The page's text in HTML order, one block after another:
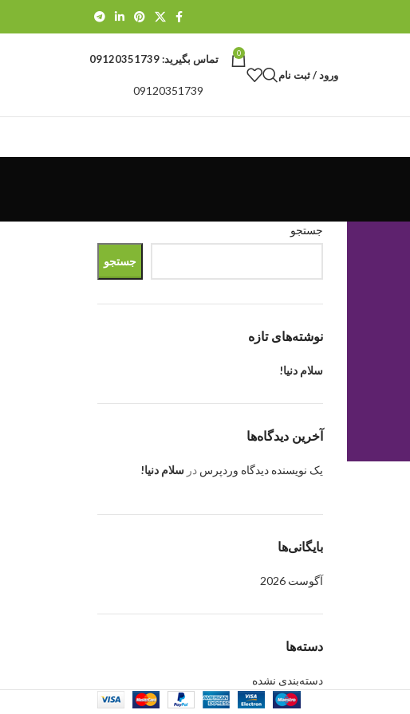
ورود / ثبت نام
0 تماس بگیرید:09120351739
09120351739
جستجو
جستجو
نوشته‌های تازه
سلام دنیا!
آخرین دیدگاه‌ها
یک نویسنده دیدگاه وردپرس در سلام دنیا!
بایگانی‌ها
آگوست 2026
دسته‌ها
دسته‌بندی نشده